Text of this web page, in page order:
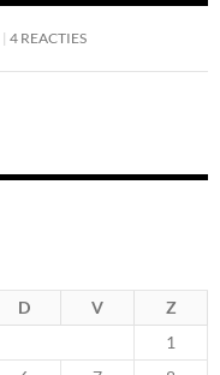
4 REACTIES
D V
Z
1